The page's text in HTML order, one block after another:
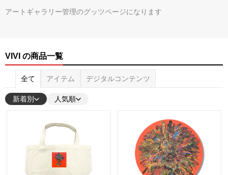
アートギャラリー管理のグッツページになります
VIVI の商品一覧
全て アイテム デジタルコンテンツ
新着別 人気順